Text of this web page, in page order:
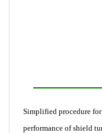
Simplified procedure
performance of shield